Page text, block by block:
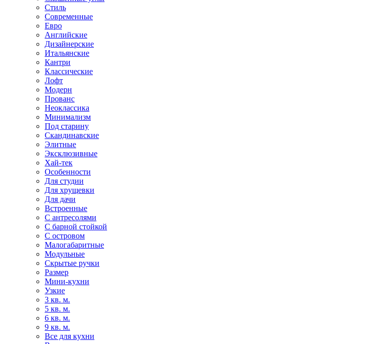
Стиль
Современные
Евро
Английские
Дизайнерские
Итальянские
Кантри
Классические
Лофт
Модерн
Прованс
Неоклассика
Минимализм
Под старину
Скандинавские
Элитные
Эксклюзивные
Хай-тек
Особенности
Для студии
Для хрущевки
Для дачи
Встроенные
С антресолями
С барной стойкой
С островом
Малогабаритные
Модульные
Скрытые ручки
Размер
Мини-кухни
Узкие
3 кв. м.
5 кв. м.
6 кв. м.
9 кв. м.
Все для кухни